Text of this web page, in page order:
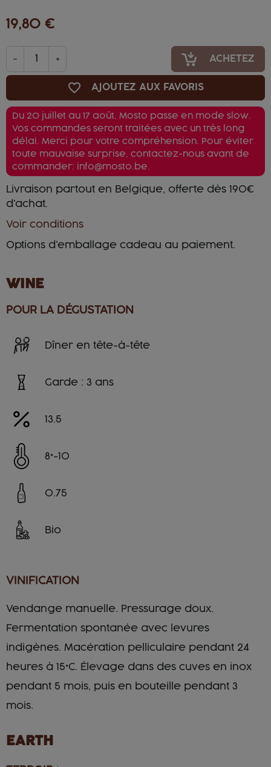
19,80 €
- + ACHETEZ
favorite_border AJOUTEZ AUX FAVORIS
Du 20 juillet au 17 août, Mosto passe en mode slow.
Vos commandes seront traitées avec un très long
délai. Merci pour votre compréhension. Pour éviter
toute mauvaise surprise, contactez-nous avant de
commander: info@mosto.be.
Livraison partout en Belgique, offerte dès 190€
d'achat.
Voir conditions
Options d'emballage cadeau au paiement.
WINE
POUR LA DÉGUSTATION
Dîner en tête-à-tête
Garde : 3 ans
13.5
8°-10
0.75
Bio
VINIFICATION
Vendange manuelle. Pressurage doux.
Fermentation spontanée avec levures
indigènes. Macération pelliculaire pendant 24
heures à 15°C. Élevage dans des cuves en inox
pendant 5 mois, puis en bouteille pendant 3
mois.
EARTH